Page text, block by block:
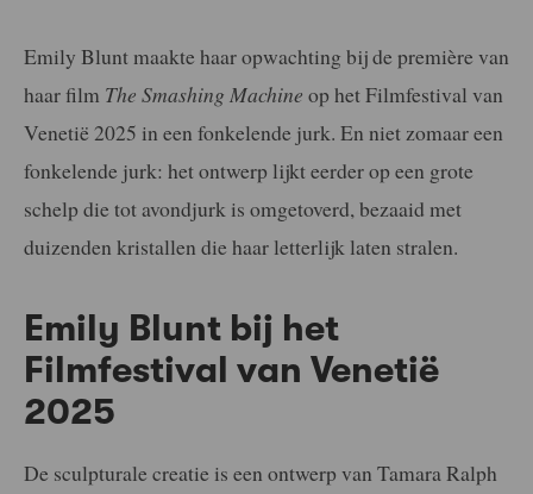
Emily Blunt maakte haar opwachting bij de première van
haar film The Smashing Machine op het Filmfestival van
Venetië 2025 in een fonkelende jurk. En niet zomaar een
fonkelende jurk: het ontwerp lijkt eerder op een grote
schelp die tot avondjurk is omgetoverd, bezaaid met
duizenden kristallen die haar letterlijk laten stralen.
Emily Blunt bij het
Filmfestival van Venetië
2025
De sculpturale creatie is een ontwerp van Tamara Ralph